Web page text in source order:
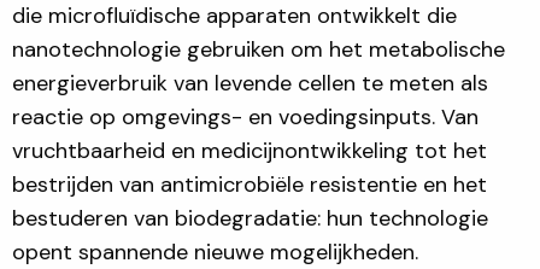
die microfluïdische apparaten ontwikkelt die
nanotechnologie gebruiken om het metabolische
energieverbruik van levende cellen te meten als
reactie op omgevings- en voedingsinputs. Van
vruchtbaarheid en medicijnontwikkeling tot het
bestrijden van antimicrobiële resistentie en het
bestuderen van biodegradatie: hun technologie
opent spannende nieuwe mogelijkheden.